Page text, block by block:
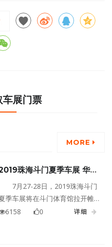
车展门票
MORE
珠海斗门夏季车展 华发
大众限时钜惠
7月27-28日，2019珠海斗门
季车展将在斗门体育馆拉开帷
！冲刺7月，夏不为“利”，华发
6158 0 详细